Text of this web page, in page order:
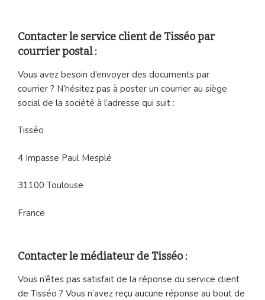
Contacter le service client de Tisséo par
courrier postal :
Vous avez besoin d’envoyer des documents par
courrier ? N’hésitez pas à poster un courrier au siège
social de la société à l’adresse qui suit :
Tisséo
4 Impasse Paul Mesplé
31100 Toulouse
France
Contacter le médiateur de Tisséo :
Vous n’êtes pas satisfait de la réponse du service client
de Tisséo ? Vous n’avez reçu aucune réponse au bout de